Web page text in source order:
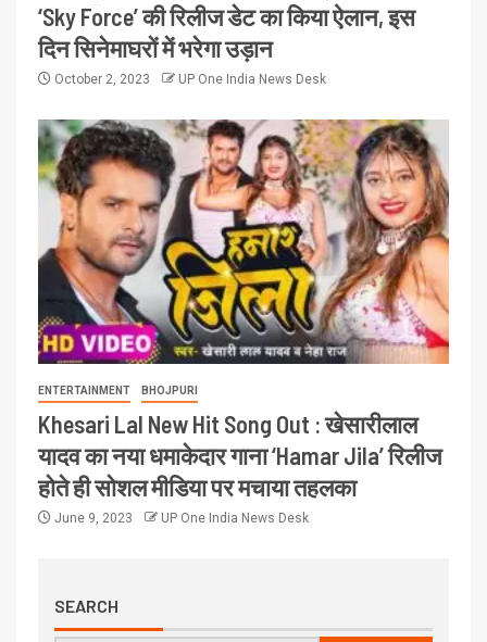
‘Sky Force’ की रिलीज डेट का किया ऐलान, इस
दिन सिनेमाघरों में भरेगा उड़ान
October 2, 2023 UP One India News Desk
ENTERTAINMENT BHOJPURI
Khesari Lal New Hit Song Out : खेसारीलाल
यादव का नया धमाकेदार गाना ‘Hamar Jila’ रिलीज
होते ही सोशल मीडिया पर मचाया तहलका
June 9, 2023 UP One India News Desk
SEARCH